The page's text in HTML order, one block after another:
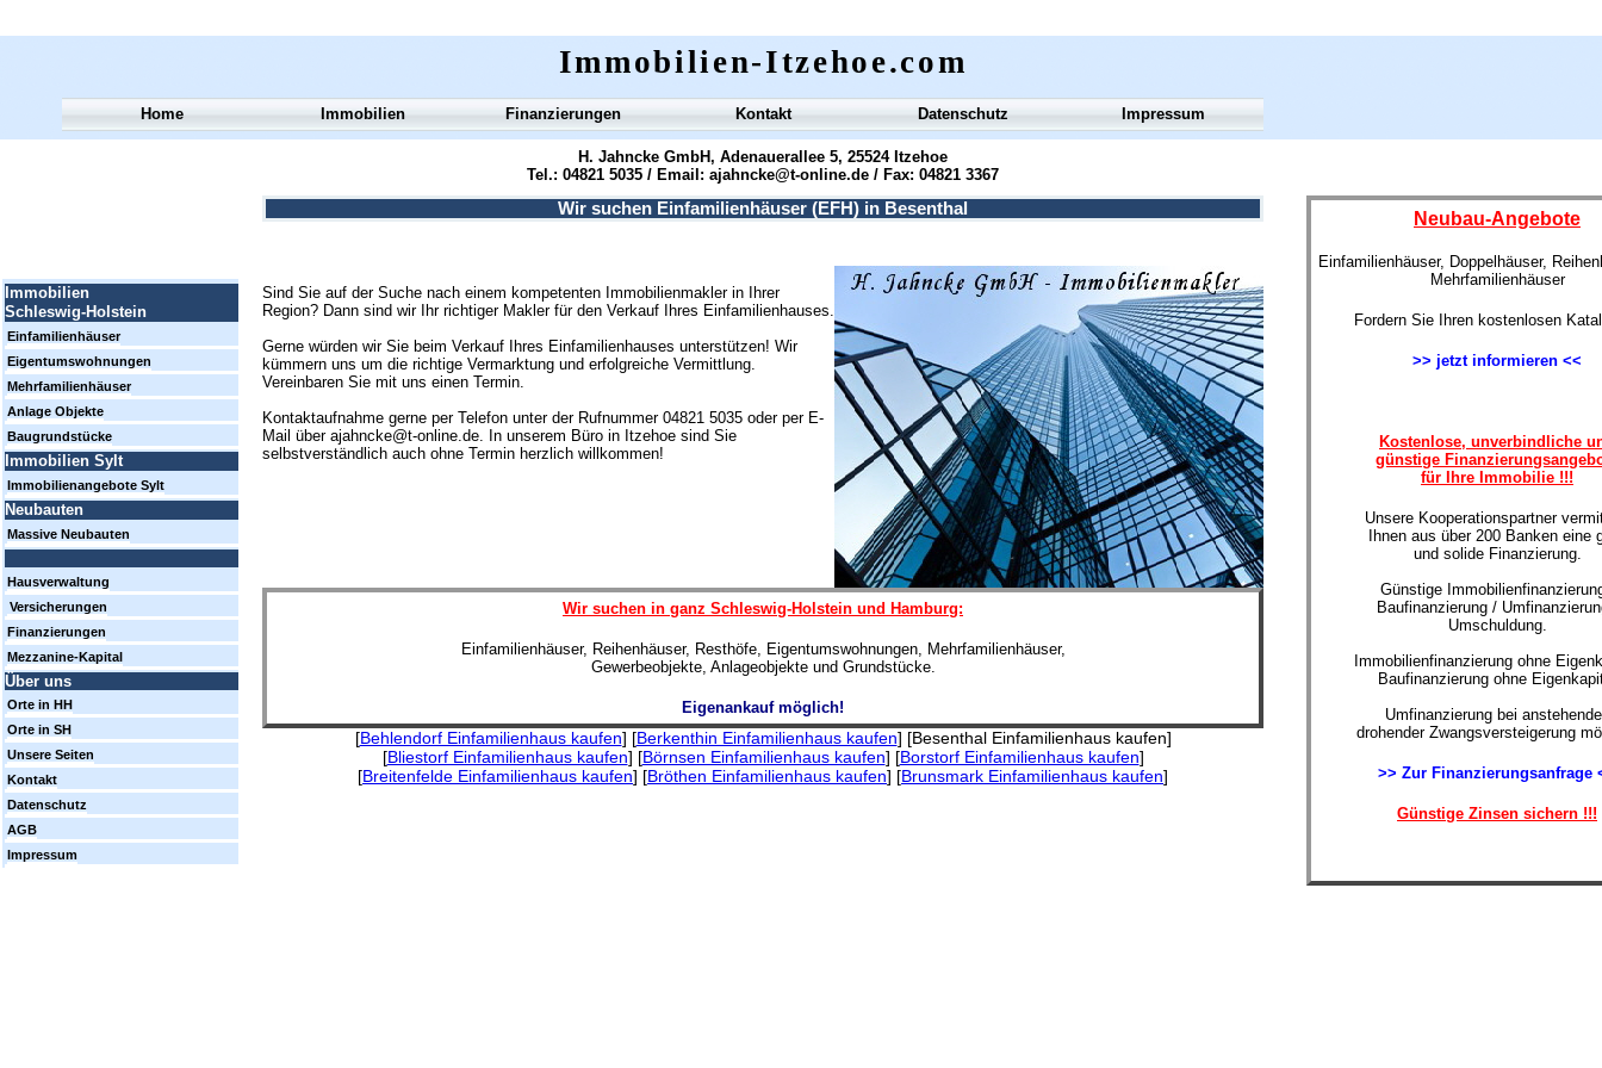
Wir suchen Einfamilienhäuser (EFH) in Besenthal
Sind Sie auf der Suche nach einem kompetenten Immobilienmakler in Ihrer
Region? Dann sind wir Ihr richtiger Makler für den Verkauf Ihres Einfamilienhauses.
Gerne würden wir Sie beim Verkauf Ihres Einfamilienhauses unterstützen! Wir
kümmern uns um die richtige Vermarktung und erfolgreiche Vermittlung.
Vereinbaren Sie mit uns einen Termin.
Kontaktaufnahme gerne per Telefon unter der Rufnummer 04821 5035 oder per E-
Mail über ajahncke@t-online.de. In unserem Büro in Itzehoe sind Sie
selbstverständlich auch ohne Termin herzlich willkommen!
Wir suchen in ganz Schleswig-Holstein und Hamburg:
Einfamilienhäuser, Reihenhäuser, Resthöfe, Eigentumswohnungen, Mehrfamilienhäuser,
Gewerbeobjekte, Anlageobjekte und Grundstücke.
Eigenankauf möglich!
[Behlendorf Einfamilienhaus kaufen] [Berkenthin Einfamilienhaus kaufen] [Besenthal Einfamilienhaus kaufen]
[Bliestorf Einfamilienhaus kaufen] [Börnsen Einfamilienhaus kaufen] [Borstorf Einfamilienhaus kaufen]
[Breitenfelde Einfamilienhaus kaufen] [Bröthen Einfamilienhaus kaufen] [Brunsmark Einfamilienhaus kaufen]
Immobilien-Itzehoe.com
H. Jahncke GmbH, Adenauerallee 5, 25524 Itzehoe
Tel.: 04821 5035 / Email: ajahncke@t-online.de / Fax: 04821 3367
Home Immobilien Finanzierungen Kontakt Datenschutz Impressum
Immobilien
Schleswig-Holstein
Einfamilienhäuser
Eigentumswohnungen
Mehrfamilienhäuser
Anlage Objekte
Baugrundstücke
Immobilien Sylt
Immobilienangebote Sylt
Neubauten
Massive Neubauten
Hausverwaltung
Versicherungen
Finanzierungen
Mezzanine-Kapital
Über uns
Orte in HH
Orte in SH
Unsere Seiten
Kontakt
Datenschutz
AGB
Impressum
Neubau-Angebote
Einfamilienhäuser, Doppelhäuser,
Mehrfamilienhäuser
Fordern Sie Ihren kostenlosen
>> jetzt informieren <<
Kostenlose, unverbindliche
günstige
für Ihre Immobilie !!!
Unsere Kooperationspartner
Ihnen aus über 200 Banken eine
und solide Finanzierung.
Günstige
Baufinanzierung /
Umschuldung.
Immobilienfinanzierung ohne
Baufinanzierung ohne
Umfinanzierung bei
drohender Zwangsversteigerung
>> Zur Finanzierungsanfrage
Günstige Zinsen sichern !!!